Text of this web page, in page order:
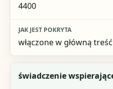
4400
włączone w główną treść
świadczenie